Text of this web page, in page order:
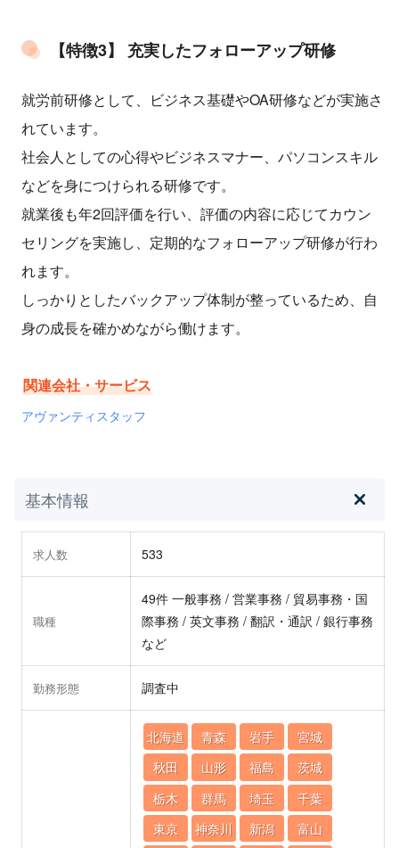
【特徴3】 充実したフォローアップ研修
就労前研修として、ビジネス基礎やOA研修などが実施さ
れています。
社会人としての心得やビジネスマナー、パソコンスキル
などを身につけられる研修です。
就業後も年2回評価を行い、評価の内容に応じてカウン
セリングを実施し、定期的なフォローアップ研修が行わ
れます。
しっかりとしたバックアップ体制が整っているため、自
身の成長を確かめながら働けます。
関連会社・サービス
アヴァンティスタッフ
基本情報
求人数 533
職種
49件 一般事務 / 営業事務 / 貿易事務・国
際事務 / 英文事務 / 翻訳・通訳 / 銀行事務
など
勤務形態 調査中
北海道 青森 岩手
宮城
秋田
山形 福島
茨城
栃木
群馬 埼玉
千葉
東京
神奈川 新潟
富山